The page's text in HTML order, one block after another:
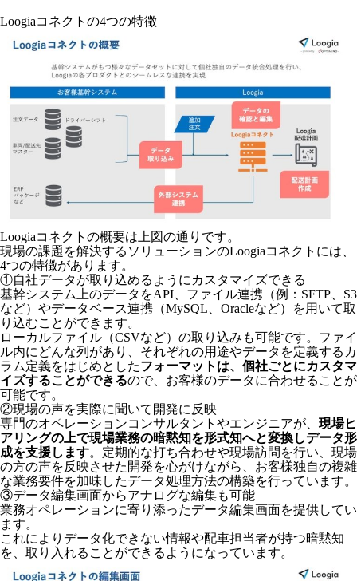
Loogiaコネクトの4つの特徴
Loogiaコネクトの概要は上図の通りです。
現場の課題を解決するソリューションのLoogiaコネクトには、
4つの特徴があります。
①自社データが取り込めるようにカスタマイズできる
基幹システム上のデータをAPI、ファイル連携（例：SFTP、S3
など）やデータベース連携（MySQL、Oracleなど）を用いて取
り込むことができます。
ローカルファイル（CSVなど）の取り込みも可能です。ファイ
ル内にどんな列があり、それぞれの用途やデータを定義するカ
ラム定義をはじめとしたフォーマットは、個社ごとにカスタマ
イズすることができるので、お客様のデータに合わせることが
可能です。
②現場の声を実際に聞いて開発に反映
専門のオペレーションコンサルタントやエンジニアが、 現場ヒ
アリングの上で現場業務の暗黙知を形式知へと変換しデータ形
成を支援します。定期的な打ち合わせや現場訪問を行い、現場
の方の声を反映させた開発を心がけながら、お客様独自の複雑
な業務要件を加味したデータ処理方法の構築を行っています。
③データ編集画面からアナログな編集も可能
業務オペレーションに寄り添ったデータ編集画面を提供してい
ます。
これによりデータ化できない情報や配車担当者が持つ暗黙知
を、取り入れることができるようになっています。